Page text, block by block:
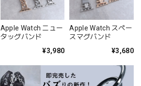
Apple Watch ニュー
タッグバンド
¥3,980
Apple Watch スペー
スマグバンド
¥3,680